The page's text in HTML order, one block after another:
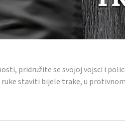
pridružite se svojoj vojsci i
staviti bijele trake, u